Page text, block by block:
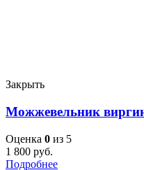
Закрыть
Можжевельник
Оценка 0 из 5
1 800 руб.
Подробнее